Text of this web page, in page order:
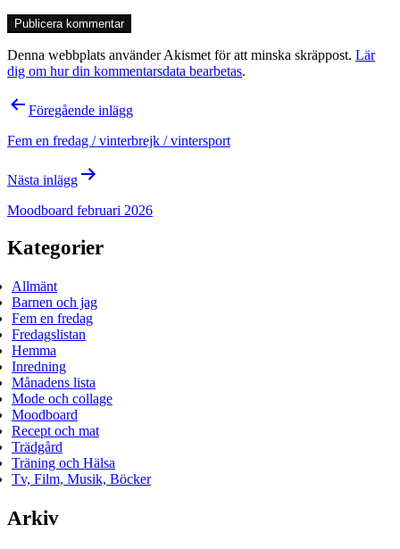
Denna webbplats använder Akismet för att minska skräppost. Lär
dig om hur din kommentarsdata bearbetas.
Inläggsnavigering
Föregående inlägg
Fem en fredag / vinterbrejk / vintersport
Nästa inlägg
Moodboard februari 2026
Kategorier
Allmänt
Barnen och jag
Fem en fredag
Fredagslistan
Hemma
Inredning
Månadens lista
Mode och collage
Moodboard
Recept och mat
Trädgård
Träning och Hälsa
Tv, Film, Musik, Böcker
Arkiv